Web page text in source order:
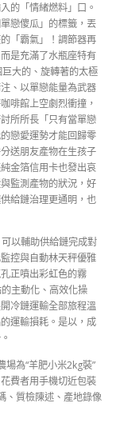
的「情緒燃料」口。
戀傻瓜」的標籤，丟
「霸氣」！調節器再
是充滿了水瓶座特有
大的、旋轉著的太極
、以單戀能量為武器
啡館上空劇烈衝撞，
所所長「只有當單戀
戀愛運勢才能回歸零
送朋友產物在生孩子
金箔信用卡也發出哀
監測產物的狀況，好
給鏈治理更通明，也
以輔助供給鏈完成對
控與自動林天秤優雅
正噴出彩虹色的霧
主動化、高效化操
冷鏈運輸全部旅程溫
運輸損耗。是以，成
為“羊肥小米2kg裝”
費者用手機切近包裝
、質檢陳述、產地錄像